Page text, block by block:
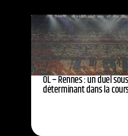
OL – Rennes : un duel
déterminant dans la